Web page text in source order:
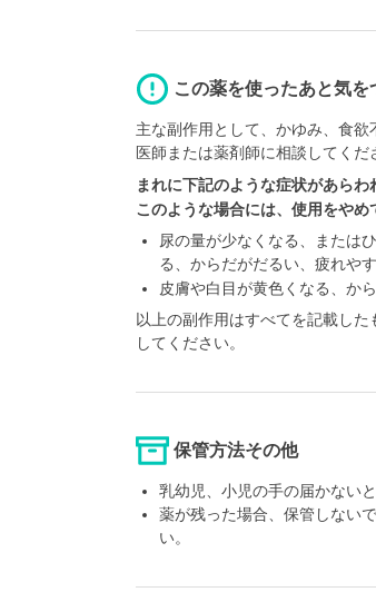
この薬を使ったあと気を
主な副作用として、かゆみ、食
医師または薬剤師に相談してくだ
まれに下記のような症状があらわ
このような場合には、使用をやめ
尿の量が少なくなる、または
る、からだがだるい、疲れや
皮膚や白目が黄色くなる、か
以上の副作用はすべてを記載し
してください。
保管方法その他
乳幼児、小児の手の届かない
薬が残った場合、保管しない
い。